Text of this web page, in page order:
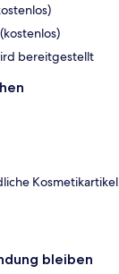
bereitgestellt
Kosmetikartikel
bleiben